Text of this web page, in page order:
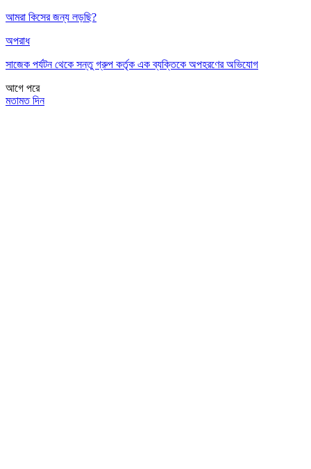
আমরা কিসের জন্য লড়ছি?
অপরাধ
সাজেক পর্যটন থেকে সন্তু গ্রুপ কর্তৃক এক ব্যক্তিকে অপহরণের অভিযোগ
আগে পরে
মতামত দিন